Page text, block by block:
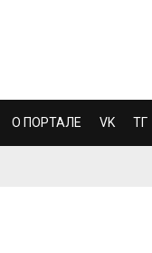
О ПОРТАЛЕ VK ТГ